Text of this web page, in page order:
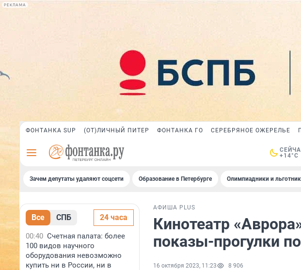
РЕКЛАМА
ФОНТАНКА SUP (ОТ)ЛИЧНЫЙ ПИТЕР ФОНТАНКА ГО СЕРЕБРЯНОЕ ОЖЕРЕЛЬЕ
+14°C
Зачем депутаты удаляют соцсети Образование в Петербурге Олимпиадники и
Все СПБ 24 часа
00:40 Счетная палата: более
100 видов научного
оборудования невозможно
купить ни в России, ни в
АФИША PLUS
Кинотеатр
показы-прогулки
16 октября 2023, 11:23 8 906